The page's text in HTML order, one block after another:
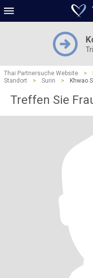
Thai Partnersuche Website >
Standort
> Surin > Khwao
Treffen Sie